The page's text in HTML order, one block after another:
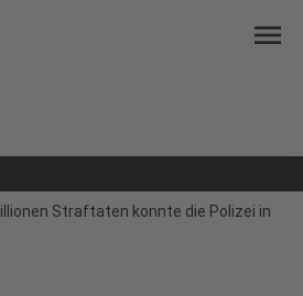
menu
Straftaten konnte die Polizei in